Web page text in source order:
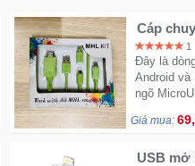
Cáp
1
Đây là
Android và
ngõ
Giá mua:
USB mở